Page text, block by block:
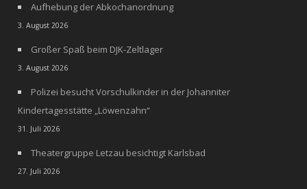
Aufhebung der Abkochanordnung
3. August 2026
Großer Spaß beim DJK-Zeltlager
3. August 2026
Polizei besucht Vorschulkinder in der Johanniter
Kindertagesstätte „Löwenzahn“
31. Juli 2026
Theatergruppe Letzau besichtigt Karlsbad
27. Juli 2026